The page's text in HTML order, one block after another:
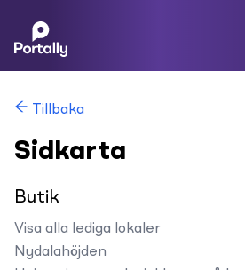
Tillbaka
Sidkarta
Butik
Visa alla lediga lokaler
Nydalahöjden